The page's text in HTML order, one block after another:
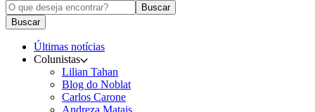
Buscar
Buscar
Últimas notícias
Colunistas
Lilian Tahan
Blog do Noblat
Carlos Carone
Andreza Matais